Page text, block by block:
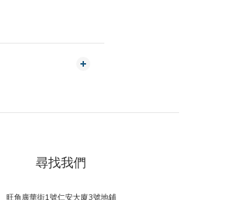
尋找我們
旺角廣華街1號仁安大廈3號地鋪